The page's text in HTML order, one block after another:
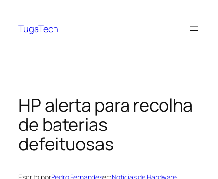
TugaTech
HP alerta para recolha
de baterias
defeituosas
Escrito porPedro FernandesemNoticias de Hardware